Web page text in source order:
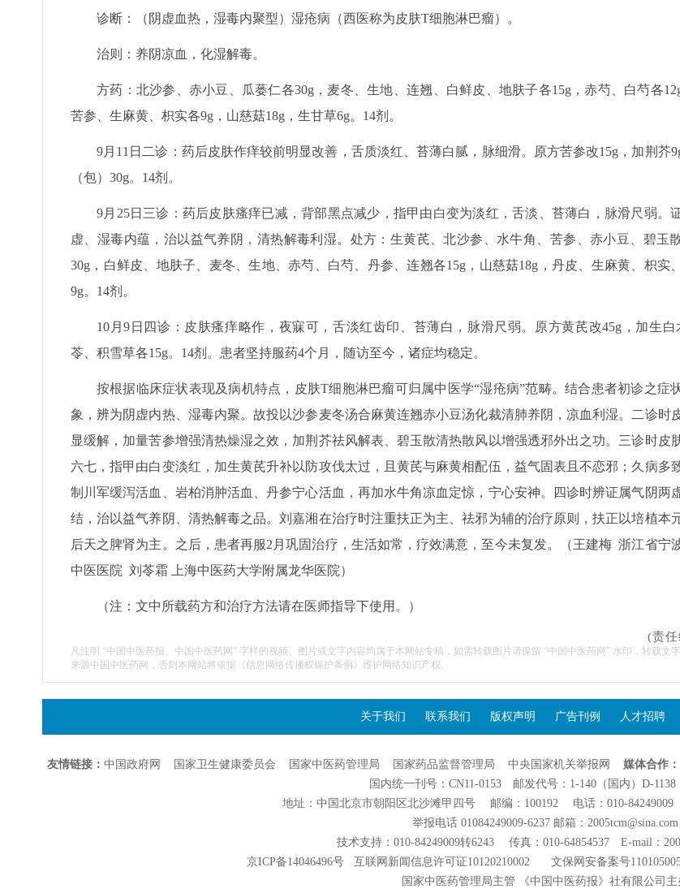
诊断：（阴虚血热，湿毒内聚型）湿疮病（西医称为皮肤T细胞淋巴瘤）。
治则：养阴凉血，化湿解毒。
方药：北沙参、赤小豆、瓜蒌仁各30g，麦冬、生地、连翘、白鲜皮、地肤子各15g，赤芍、白芍各
苦参、生麻黄、枳实各9g，山慈菇18g，生甘草6g。14剂。
9月11日二诊：药后皮肤作痒较前明显改善，舌质淡红、苔薄白腻，脉细滑。原方苦参改15g，加荆芥
（包）30g。14剂。
9月25日三诊：药后皮肤瘙痒已减，背部黑点减少，指甲由白变为淡红，舌淡、苔薄白，脉滑尺弱。
虚、湿毒内蕴，治以益气养阴，清热解毒利湿。处方：生黄芪、北沙参、水牛角、苦参、赤小豆、碧玉
30g，白鲜皮、地肤子、麦冬、生地、赤芍、白芍、丹参、连翘各15g，山慈菇18g，丹皮、生麻黄、枳实
9g。14剂。
10月9日四诊：皮肤瘙痒略作，夜寐可，舌淡红齿印、苔薄白，脉滑尺弱。原方黄芪改45g，加生白
苓、积雪草各15g。14剂。患者坚持服药4个月，随访至今，诸症均稳定。
按根据临床症状表现及病机特点，皮肤T细胞淋巴瘤可归属中医学“湿疮病”范畴。结合患者初诊之症
象，辨为阴虚内热、湿毒内聚。故投以沙参麦冬汤合麻黄连翘赤小豆汤化裁清肺养阴，凉血利湿。二诊时
显缓解，加量苦参增强清热燥湿之效，加荆芥祛风解表、碧玉散清热散风以增强透邪外出之功。三诊时皮
六七，指甲由白变淡红，加生黄芪升补以防攻伐太过，且黄芪与麻黄相配伍，益气固表且不恋邪；久病多
制川军缓泻活血、岩柏消肿活血、丹参宁心活血，再加水牛角凉血定惊，宁心安神。四诊时辨证属气阴两
结，治以益气养阴、清热解毒之品。刘嘉湘在治疗时注重扶正为主、祛邪为辅的治疗原则，扶正以培植本
后天之脾肾为主。之后，患者再服2月巩固治疗，生活如常，疗效满意，至今未复发。（王建梅 浙江省宁
中医医院 刘苓霜 上海中医药大学附属龙华医院）
（注：文中所载药方和治疗方法请在医师指导下使用。）
(责
凡注明 “中国中医药报、中国中医药网” 字样的视频、图片或文字内容均属于本网站专稿，如需转载图片请保留 “中国中医药网” 水印，转载文
来源中国中医药网，否则本网站将依据《信息网络传播权保护条例》维护网络知识产权。
关于我们 联系我们 版权声明 广告刊例 人才招聘
友情链接： 中国政府网 国家卫生健康委员会 国家中医药管理局 国家药品监督管理局 中央国家机关举报网 媒体合作：
国内统一刊号：CN11-0153 邮发代号：1-140（国内）D-1138
地址：中国北京市朝阳区北沙滩甲四号 邮编：100192 电话：010-84249009
举报电话 01084249009-6237 邮箱：2005tcm@sina.com
技术支持：010-84249009转6243 传真：010-64854537 E-mail：
京ICP备14046496号
互联网新闻信息许可证10120210002文保网安备案号
国家中医药管理局主管 《中国中医药报》社有限公司主